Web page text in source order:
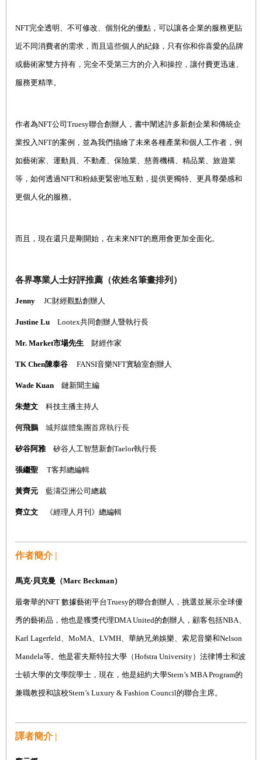
NFT完全透明、不可修改、個別化的優點，可以讓各企業的服務更貼
近不同消費者的需求，而且這些個人的紀錄，只有你和你喜愛的品牌
或藝術家雙方持有，完全不受第三方的介入和操控，讓付費更迅速、
服務更精準。
作者為NFT公司Truesy聯合創辦人，書中闡述許多新創企業和傳統企
業投入NFT的案例，並為我們描繪了未來各種產業和個人工作者，例
如藝術家、運動員、不動產、保險業、慈善機構、精品業、旅遊業
等，如何透過NFT和粉絲更緊密地互動，提供更獨特、更具尊榮感和
更個人化的服務。
而且，現在還只是剛開始，在未來NFT的應用會更加全面化。
各界專業人士好評推薦（依姓名筆畫排列）
Jenny JC財經觀點創辦人
Justine Lu Lootex共同創辦人暨執行長
Mr. Market市場先生 財經作家
TK Chen陳泰谷 FANSI音樂NFT實驗室創辦人
Wade Kuan 鏈新聞主編
朱楚文 科技主播主持人
何飛鵬 城邦媒體集團首席執行長
矽谷阿雅矽谷人工智慧新創Taelor執行長
張繼聖 T客邦總編輯
黃齊元 藍濤亞洲公司總裁
齊立文 《經理人月刊》總編輯
作者簡介 |
馬克‧貝克曼（Marc Beckman）
最奢華的NFT 數據藝術平台Truesy的聯合創辦人，挑選並展示全球優
秀的藝術品，他也是獲獎代理DMA United的創辦人，顧客包括NBA
Karl Lagerfeld MoMA LVMH 、華納兄弟娛樂、索尼音樂和Nelson
Mandela等。他是霍夫斯特拉大學（Hofstra University）法律博士和波
士頓大學的文學院學士，現在，他是紐約大學Stern’s MBA Program的
兼職教授和該校Stern’s Luxury & Fashion Council的聯合主席。
譯者簡介 |